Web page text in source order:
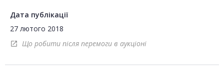
Дата публікації
27 лютого 2018
open_in_new Що робити після перемоги в аукціоні